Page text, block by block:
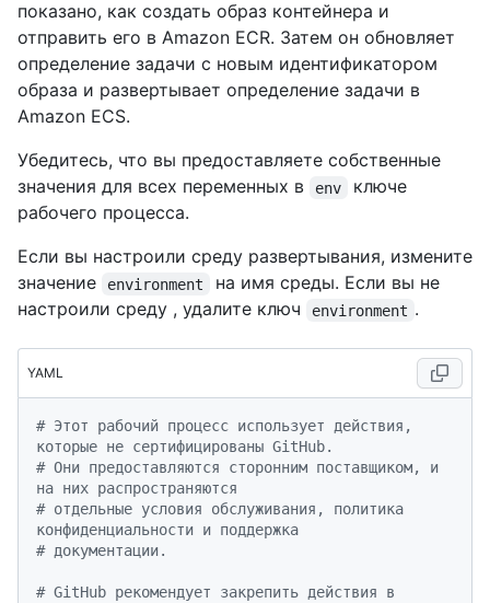
показано, как создать образ контейнера и
отправить его в Amazon ECR. Затем он обновляет
определение задачи с новым идентификатором
образа и развертывает определение задачи в
Amazon ECS.
Убедитесь, что вы предоставляете собственные
значения для всех переменных в
env
ключе
рабочего процесса.
Если вы настроили среду развертывания, измените
значение
environment
на имя среды. Если вы не
настроили среду , удалите ключ
environment .
YAML
# Этот рабочий процесс использует действия,
которые не сертифицированы GitHub.
# Они предоставляются сторонним поставщиком, и
на них распространяются
# отдельные условия обслуживания, политика
конфиденциальности и поддержка
# документации.
# GitHub рекомендует закрепить действия в